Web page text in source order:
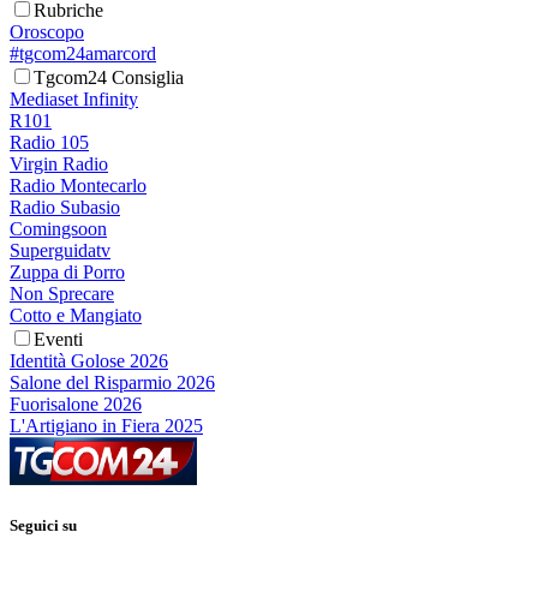
Rubriche
Oroscopo
#tgcom24amarcord
Tgcom24 Consiglia
Mediaset Infinity
R101
Radio 105
Virgin Radio
Radio Montecarlo
Radio Subasio
Comingsoon
Superguidatv
Zuppa di Porro
Non Sprecare
Cotto e Mangiato
Eventi
Identità Golose 2026
Salone del Risparmio 2026
Fuorisalone 2026
L'Artigiano in Fiera 2025
Seguici su